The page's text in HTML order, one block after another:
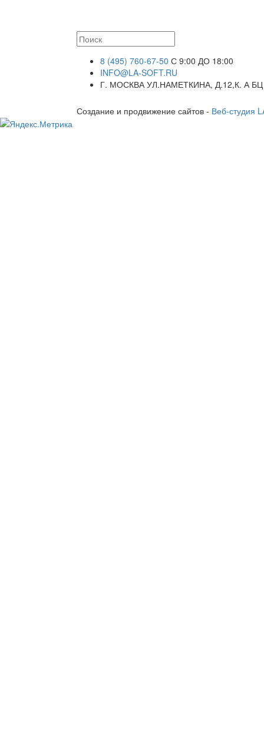
8 (495) 760-67-50 С 9:00 ДО 18:00
INFO@LA-SOFT.RU
Г. МОСКВА УЛ.НАМЕТКИНА, Д.12,К. А
Создание и продвижение сайтов - Веб-студия